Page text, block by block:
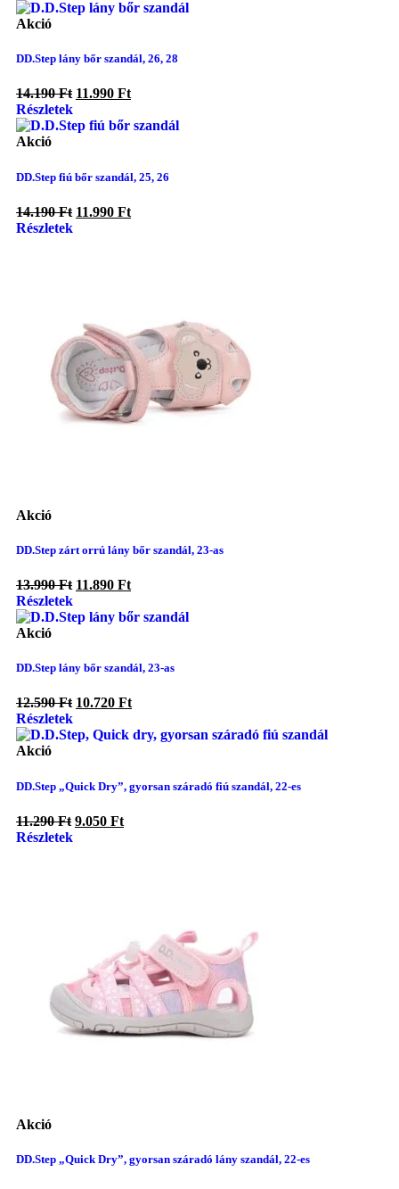
Akció
DD.Step lány bőr szandál, 26, 28
14.190Ft 11.990 Ft
Részletek
Akció
DD.Step fiú bőr szandál, 25, 26
14.190Ft 11.990 Ft
Részletek
Akció
DD.Step zárt orrú lány bőr szandál, 23-as
13.990Ft 11.890 Ft
Részletek
Akció
DD.Step lány bőr szandál, 23-as
12.590Ft 10.720 Ft
Részletek
Akció
DD.Step „Quick Dry”, gyorsan száradó fiú szandál, 22-es
11.290Ft 9.050 Ft
Részletek
Akció
DD.Step „Quick Dry”, gyorsan száradó lány szandál, 22-es